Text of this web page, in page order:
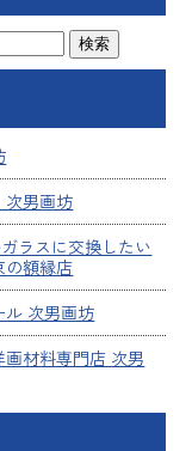
次男画坊
ラスに交換したい
の額縁店
ル 次男画坊
材料専門店 次男